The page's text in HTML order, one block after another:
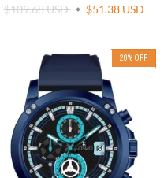
$109.68 USD $51.38 USD
20% OFF